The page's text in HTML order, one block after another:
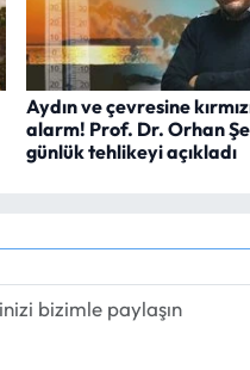
Aydın ve çevresine
alarm! Prof. Dr. Orhan
günlük tehlikeyi açıkladı